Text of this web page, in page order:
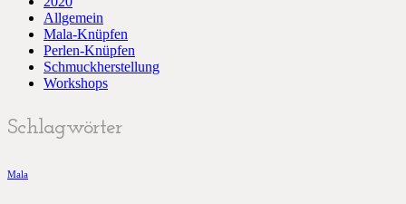
Allgemein
Mala-Knüpfen
Perlen-Knüpfen
Schmuckherstellung
Workshops
Schlagwörter
Mala